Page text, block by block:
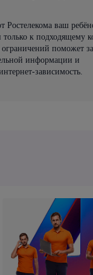
Ростелекома ваш
к подходящему
ограничений поможет
информации и
зависимость.